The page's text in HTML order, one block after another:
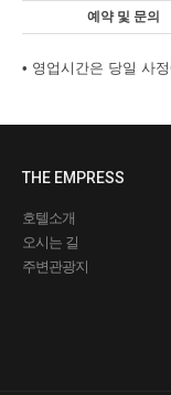
예약 및 문의
• 영업시간은 당일 사
THE EMPRESS
호텔소개
오시는 길
주변관광지